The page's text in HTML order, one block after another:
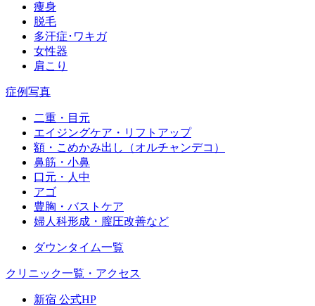
痩身
脱毛
多汗症･ワキガ
女性器
肩こり
症例写真
二重・目元
エイジングケア・リフトアップ
額・こめかみ出し（オルチャンデコ）
鼻筋・小鼻
口元・人中
アゴ
豊胸・バストケア
婦人科形成・膣圧改善など
ダウンタイム一覧
クリニック一覧・アクセス
新宿 公式HP